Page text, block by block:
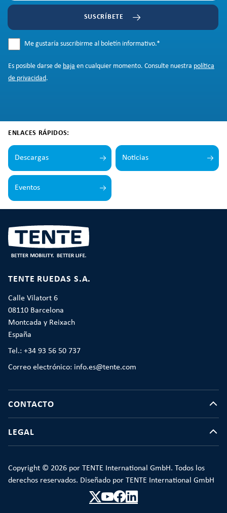
SUSCRÍBETE
Me gustaría suscribirme al boletín informativo.*
Es posible darse de baja en cualquier momento. Consulte nuestra política
de privacidad.
ENLACES RÁPIDOS:
Descargas Noticias
Eventos
TENTE RUEDAS S.A.
Calle Vilatort 6
08110 Barcelona
Montcada y Reixach
España
Tel.: +34 93 56 50 737
Correo electrónico: info.es@tente.com
CONTACTO
LEGAL
Copyright © 2026 por TENTE International GmbH. Todos los
derechos reservados. Diseñado por TENTE International GmbH